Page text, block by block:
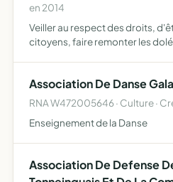
en 2014
Veiller au respect des droits,
citoyens, faire remonter les
Association De Danse
RNA W472005646 · Culture ·
Enseignement de la Danse
Association De Defense